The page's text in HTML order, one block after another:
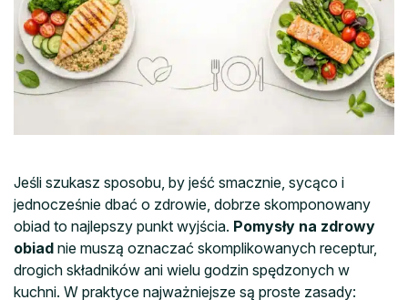
Jeśli szukasz sposobu, by jeść smacznie, sycąco i
jednocześnie dbać o zdrowie, dobrze skomponowany
obiad to najlepszy punkt wyjścia. Pomysły na zdrowy
obiad nie muszą oznaczać skomplikowanych receptur,
drogich składników ani wielu godzin spędzonych w
kuchni. W praktyce najważniejsze są proste zasady: